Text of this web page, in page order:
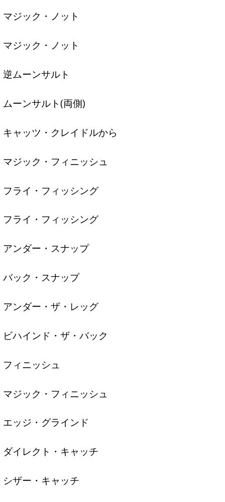
マジック・ノット
マジック・ノット
逆ムーンサルト
ムーンサルト(両側)
キャッツ・クレイドルから
マジック・フィニッシュ
フライ・フィッシング
フライ・フィッシング
アンダー・スナップ
バック・スナップ
アンダー・ザ・レッグ
ビハインド・ザ・バック
フィニッシュ
マジック・フィニッシュ
エッジ・グラインド
ダイレクト・キャッチ
シザー・キャッチ